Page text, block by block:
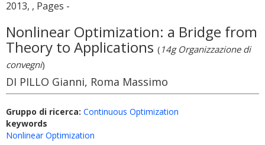
2013, , Pages -
Nonlinear Optimization: a Bridge from
Theory to Applications ( 14g Organizzazione di
convegni)
DI PILLO Gianni, Roma Massimo
Gruppo di ricerca: Continuous Optimization
keywords
Nonlinear Optimization